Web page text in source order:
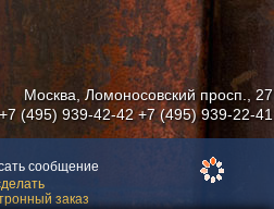
Москва ,Ломоносовский просп., 27
+7 (495) 939-42-42 +7 (495) 939-22-41
сообщение
заказ